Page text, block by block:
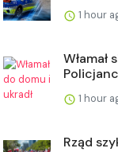
1 hour
Włamał
1 hour
Rząd